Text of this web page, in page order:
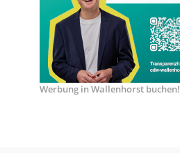
Werbung in Wallenhorst buchen!